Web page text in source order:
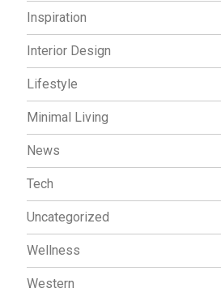
Inspiration
Interior Design
Lifestyle
Minimal Living
News
Tech
Uncategorized
Wellness
Western